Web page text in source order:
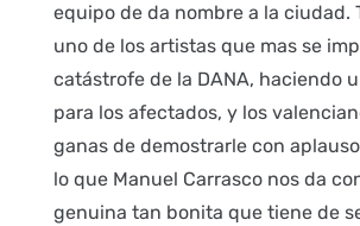
equipo de da nombre a la ciudad.
uno de los artistas que mas se
catástrofe de la DANA, haciendo
para los afectados, y los
ganas de demostrarle con
lo que Manuel Carrasco nos da
genuina tan bonita que tiene de